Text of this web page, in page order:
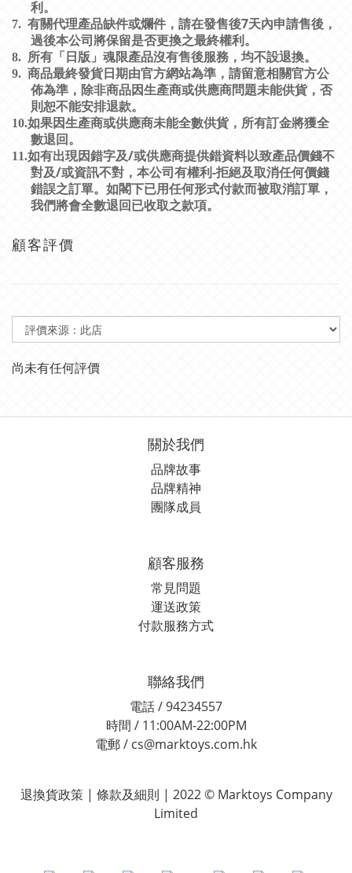
利。
7. 有關代理產品缺件或爛件，請在發售後7天內申請售後，
過後本公司將保留是否更換之最終權利。
8. 所有「日版」魂限產品沒有售後服務，均不設退換。
9. 商品最終發貨日期由官方網站為準，請留意相關官方公
佈為準，除非商品因生產商或供應商問題未能供貨，否
則恕不能安排退款。
10.如果因生產商或供應商未能全數供貨，所有訂金將獲全
數退回。
11.如有出現因錯字及/或供應商提供錯資料以致產品價錢不
對及/或資訊不對，本公司有權利-拒絕及取消任何價錢
錯誤之訂單。如閣下已用任何形式付款而被取消訂單，
我們將會全數退回已收取之款項。
顧客評價
尚未有任何評價
關於我們
品牌故事
品牌精神
團隊成員
顧客服務
常見問題
運送政策
付款服務方式
聯絡我們
電話 / 94234557
時間 / 11:00AM-22:00PM
電郵 / cs@marktoys.com.hk
退換貨政策 | 條款及細則 | 2022 © Marktoys Company
Limited